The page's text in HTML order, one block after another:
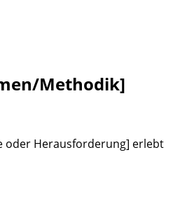
Methodik]
oder Herausforderung] erlebt